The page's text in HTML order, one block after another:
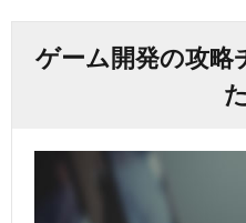
ゲーム開発の攻略